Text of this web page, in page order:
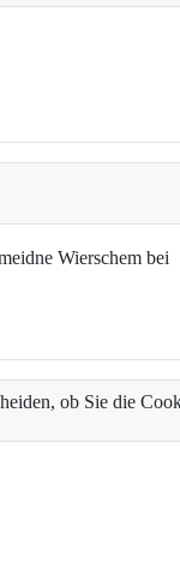
Wierschem bei
ob Sie die